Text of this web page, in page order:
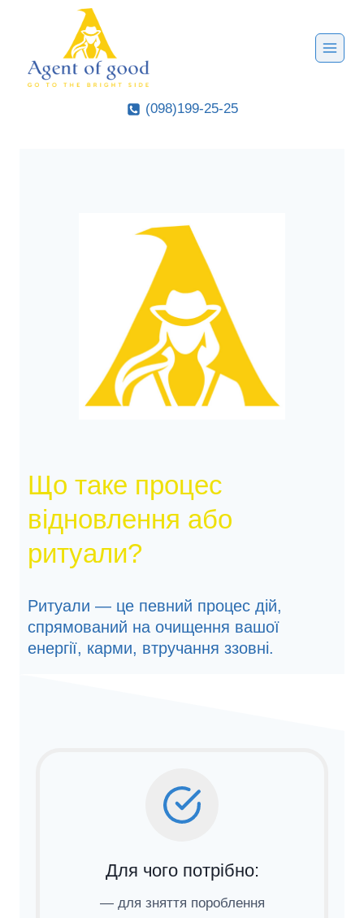
содержанию
(098)199-25-25
Що таке процес
відновлення або
ритуали?
Ритуали — це певний процес дій,
спрямований на очищення вашої
енергії, карми, втручання ззовні.
Для чого потрібно:
— для зняття пороблення